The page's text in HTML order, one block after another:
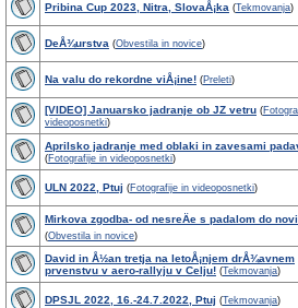
Pribina Cup 2023, Nitra, SlovaÅ¡ka (Tekmovanja)
DeÅ¾urstva (Obvestila in novice)
Na valu do rekordne viÅ¡ine! (Preleti)
[VIDEO] Januarsko jadranje ob JZ vetru (
videoposnetki)
Aprilsko jadranje med oblaki in zavesami
(Fotografije in videoposnetki)
ULN 2022, Ptuj (Fotografije in videoposnetki)
Mirkova zgodba- od nesreÄe s padalom do
(Obvestila in novice)
David in Å½an tretja na letoÅ¡njem drÅ¾avnem
prvenstvu v aero-rallyju v Celju! (Tekmovanja)
DPSJL 2022, 16.-24.7.2022, Ptuj (Tekmovanja)